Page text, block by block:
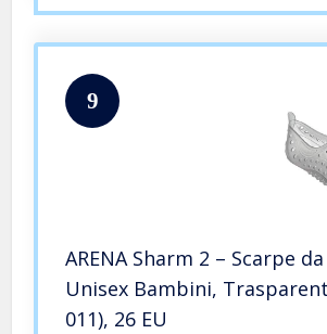
9
ARENA Sharm 2 – Scarpe
Unisex Bambini,
011), 26 EU